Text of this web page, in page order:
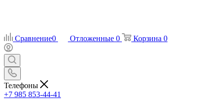
Сравнение0 Отложенные 0 Корзина 0
Телефоны
+7 985 853-44-41